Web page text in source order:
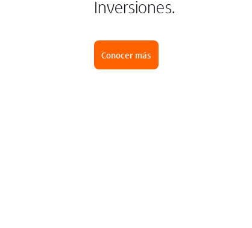
Inversiones.
Conocer más